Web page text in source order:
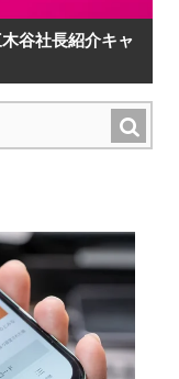
谷社長紹介キャ